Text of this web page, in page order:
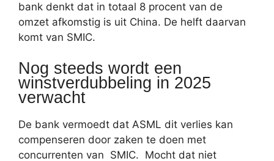
bank denkt dat in totaal 8 procent van de
omzet afkomstig is uit China. De helft daarvan
komt van SMIC.
Nog steeds wordt een
winstverdubbeling in 2025
verwacht
De bank vermoedt dat ASML dit verlies kan
compenseren door zaken te doen met
concurrenten van SMIC. Mocht dat niet